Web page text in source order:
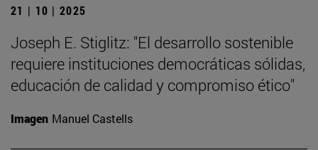
21 | 10 | 2025
Joseph E. Stiglitz: "El desarrollo sostenible
requiere instituciones democráticas sólidas,
educación de calidad y compromiso ético"
Imagen Manuel Castells